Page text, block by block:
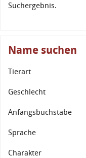
Suchergebnis.
Name suchen
Tierart
Geschlecht
Anfangsbuchstabe
Sprache
Charakter